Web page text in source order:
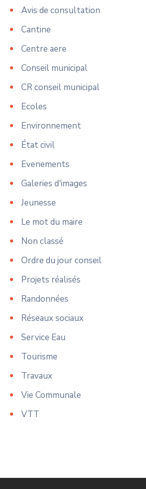
Avis de consultation
Cantine
Centre aere
Conseil municipal
CR conseil municipal
Ecoles
Environnement
État civil
Evenements
Galeries d'images
Jeunesse
Le mot du maire
Non classé
Ordre du jour conseil
Projets réalisés
Randonnées
Réseaux sociaux
Service Eau
Tourisme
Travaux
Vie Communale
VTT